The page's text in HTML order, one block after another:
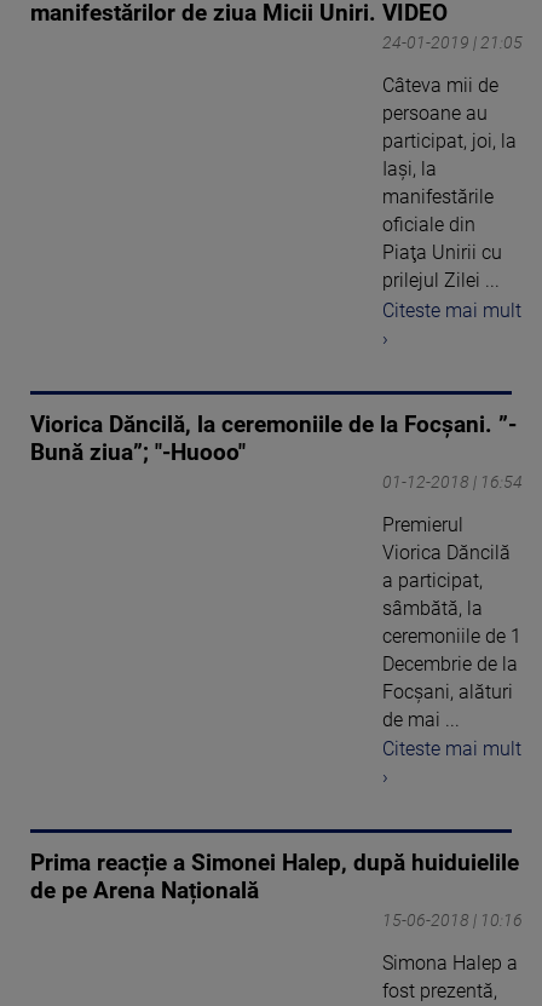
manifestărilor de ziua Micii Uniri. VIDEO
24-01-2019 | 21:05
Câteva mii de
persoane au
participat, joi, la
Iaşi, la
manifestările
oficiale din
Piaţa Unirii cu
prilejul Zilei ...
Citeste mai mult
›
Viorica Dăncilă, la ceremoniile de la Focșani. ”-
Bună ziua”; "-Huooo"
01-12-2018 | 16:54
Premierul
Viorica Dăncilă
a participat,
sâmbătă, la
ceremoniile de 1
Decembrie de la
Focșani, alături
de mai ...
Citeste mai mult
›
Prima reacție a Simonei Halep, după huiduielile
de pe Arena Națională
15-06-2018 | 10:16
Simona Halep a
fost prezentă,